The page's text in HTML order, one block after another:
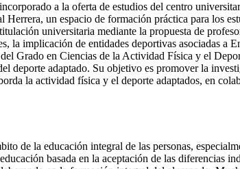
a la oferta de estudios del centro
un espacio de formación práctica para los
universitaria mediante la propuesta de
la implicación de entidades deportivas asociadas a
Grado en Ciencias de la Actividad Física y el
deporte adaptado. Su objetivo es promover la
la actividad física y el deporte adaptados, en
de la educación integral de las personas,
basada en la aceptación de las diferencias